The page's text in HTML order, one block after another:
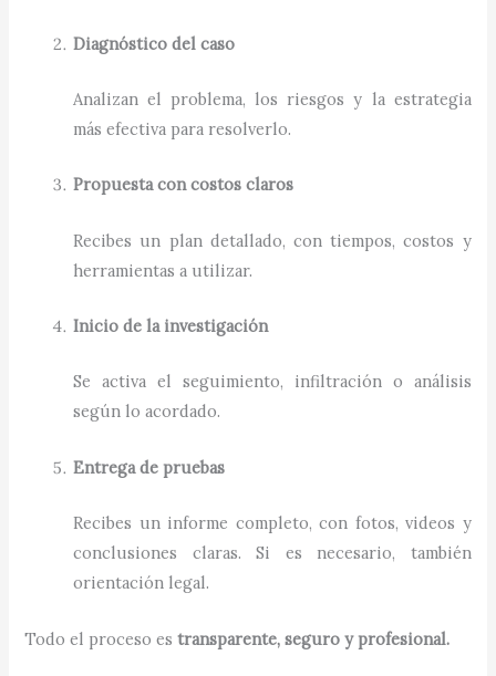
Diagnóstico del caso
Analizan el problema, los riesgos y la estrategia
más efectiva para resolverlo.
Propuesta con costos claros
Recibes un plan detallado, con tiempos, costos y
herramientas a utilizar.
Inicio de la investigación
Se activa el seguimiento, infiltración o análisis
según lo acordado.
Entrega de pruebas
Recibes un informe completo, con fotos, videos y
conclusiones claras. Si es necesario, también
orientación legal.
Todo el proceso estransparente, seguro y profesional.